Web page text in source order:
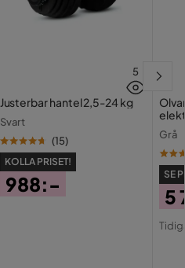
5
Justerbar hantel 2,5-24 kg
Svart
(15)
KOLLA PRISET!
988:-
Grå
SE
5